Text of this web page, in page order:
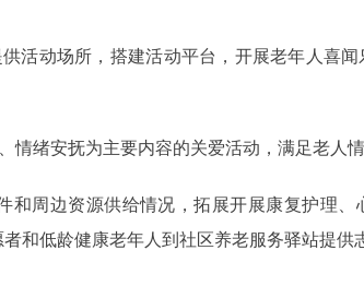
动场所，搭建活动平台，开展老年人喜闻
绪安抚为主要内容的关爱活动，满足老人情
周边资源供给情况，拓展开展康复护理、
和低龄健康老年人到社区养老服务驿站提供